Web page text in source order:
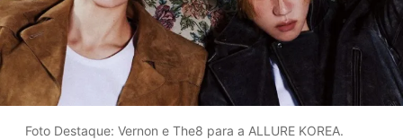
Foto Destaque: Vernon e The8 para a ALLURE KOREA.